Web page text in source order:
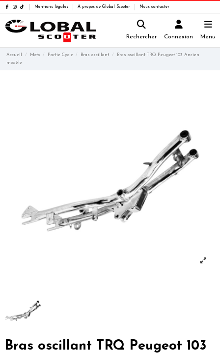
Mentions légales A propos de Global Scooter Nous contacter
Rechercher Connexion Menu
Accueil Moto Partie Cycle Bras oscillant
Bras oscillant TRQ Peugeot 103 Ancien
modèle
Bras oscillant TRQ Peugeot 103